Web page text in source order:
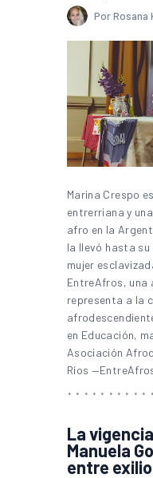
Por Rosana
Marina Crespo
entrerriana y
afro en la
la llevó hasta
mujer
EntreAfros, una
representa a la
en Educación,
Asociación
Ríos
La
Manuela
entre